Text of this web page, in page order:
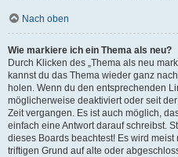
Nach oben
Wie markiere ich ein Thema als neu?
Durch Klicken des „Thema als neu
kannst du das Thema wieder ganz
holen. Wenn du den entsprechenden
möglicherweise deaktiviert oder seit
Zeit vergangen. Es ist auch möglich,
einfach eine Antwort darauf schreibst.
dieses Boards beachtest! Es wird
triftigen Grund auf alte oder